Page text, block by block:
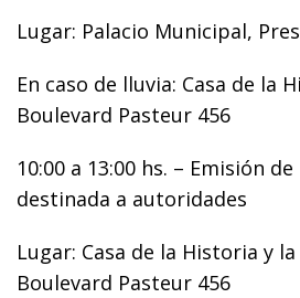
Lugar: Palacio Municipal,
En caso de lluvia: Casa de la
Boulevard Pasteur 456
10:00 a 13:00 hs. – Emisión
destinada a autoridades
Lugar: Casa de la Historia y
Boulevard Pasteur 456